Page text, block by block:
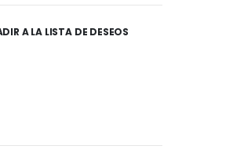
A LA LISTA DE DESEOS